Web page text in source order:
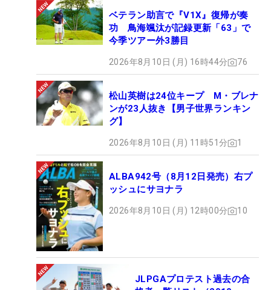
ベテラン助言で『V1X』復帰が奏
功 鳥海颯汰が記録更新「63」で
今季ツアー外3勝目
2026年8月10日 (月) 16時44分 76
松山英樹は24位キープ M・ブレナ
ンが23人抜き【男子世界ランキン
グ】
2026年8月10日 (月) 11時51分 1
ALBA942号（8月12日発売）右プ
ッシュにサヨナラ
2026年8月10日 (月) 12時00分 10
JLPGAプロテスト過去の合